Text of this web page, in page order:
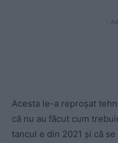
-
Acesta le-a reproșat
că nu au făcut cum
tancul e din 2021 și că